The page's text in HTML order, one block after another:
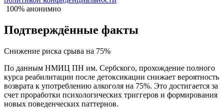
100% анонимно
Подтверждённые факты
Снижение риска срыва на 75%
По данным НМИЦ ПН им. Сербского, прохождение полного
курса реабилитации после детоксикации снижает вероятность
возврата к употреблению алкоголя на 75%. Это достигается за
счет проработки психологических триггеров и формирования
новых поведенческих паттернов.